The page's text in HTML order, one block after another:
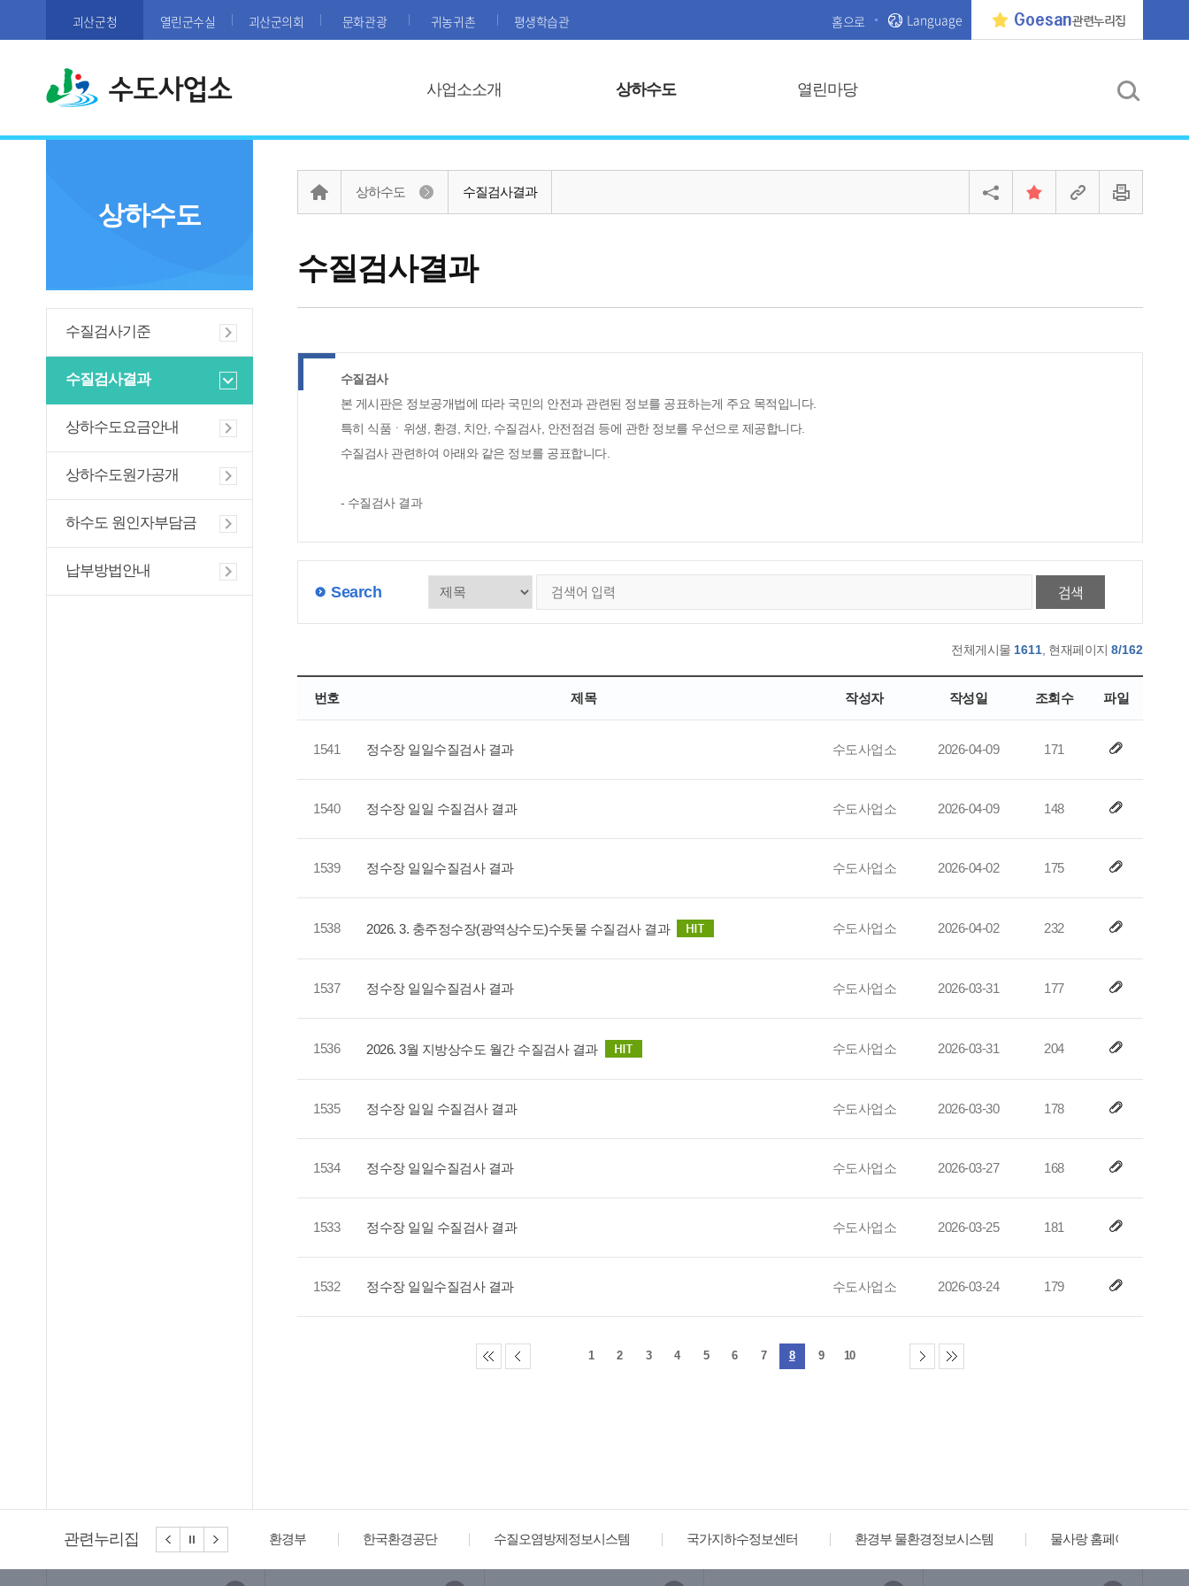
괴산군청 열린군수실 괴산군의회 문화관광 귀농귀촌 평생학습관 홈으로 Language Goesan관련누리집
수도사업소 사업소소개 상하수도 열린마당
상하수도
수질검사기준
수질검사결과
상하수도요금안내
상하수도원가공개
하수도 원인자부담금
납부방법안내
수질검사결과
상하수도 수질검사결과
수질검사
본 게시판은 정보공개법에 따라 국민의 안전과 관련된 정보를 공표하는게 주요 목적입니다.
특히 식품ㆍ위생, 환경, 치안, 수질검사, 안전점검 등에 관한 정보를 우선으로 제공합니다.
수질검사 관련하여 아래와 같은 정보를 공표합니다.
- 수질검사 결과
Search 검색
전체게시물 1611 , 현재페이지 8/162
번호 제목 작성자 작성일 조회수 파일
1541 정수장 일일수질검사 결과 수도사업소 2026-04-09 171
1540 정수장 일일 수질검사 결과 수도사업소 2026-04-09 148
1539 정수장 일일수질검사 결과 수도사업소 2026-04-02 175
1538 2026. 3. 충주정수장(광역상수도)수돗물 수질검사 결과 수도사업소 2026-04-02 232
1537 정수장 일일수질검사 결과 수도사업소 2026-03-31 177
1536 2026. 3월 지방상수도 월간 수질검사 결과 수도사업소 2026-03-31 204
1535 정수장 일일 수질검사 결과 수도사업소 2026-03-30 178
1534 정수장 일일수질검사 결과 수도사업소 2026-03-27 168
1533 정수장 일일 수질검사 결과 수도사업소 2026-03-25 181
1532 정수장 일일수질검사 결과 수도사업소 2026-03-24 179
1 2 3 4 5 6 7 8 9 10
관련누리집 환경부 한국환경공단 수질오염방제정보시스템 국가지하수정보센터 환경부 물환경정보시스템 물사랑 홈페이지